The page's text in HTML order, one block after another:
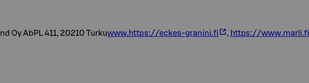
Oy AbPL 411, 20210 Turkuwww.https://eckes-granini.fi , https://www.marli.fi